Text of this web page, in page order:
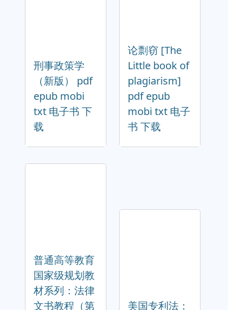
刑事政策学
（新版） pdf
epub mobi
txt 电子书 下
载
论剽窃 [The
Little book of
plagiarism]
pdf epub
mobi txt 电子
书 下载
普通高等教育
国家级规划教
材系列：法律
文书教程（第
美国专利法：